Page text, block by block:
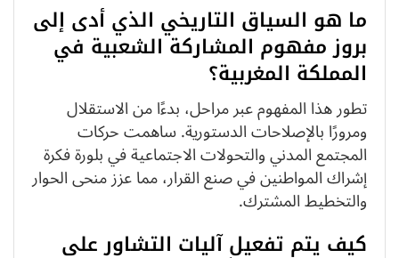
ما هو السياق التاريخي الذي أدى إلى
بروز مفهوم المشاركة الشعبية في
المملكة المغربية؟
تطور هذا المفهوم عبر مراحل، بدءًا من الاستقلال
ومرورًا بالإصلاحات الدستورية. ساهمت حركات
المجتمع المدني والتحولات الاجتماعية في بلورة فكرة
إشراك المواطنين في صنع القرار، مما عزز منحى الحوار
والتخطيط المشترك.
كيف يتم تفعيل آليات التشاور على